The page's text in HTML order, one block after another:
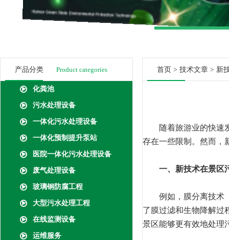
产品分类 Product categories
化粪池
污水处理设备
一体化污水处理设备
一体化预制提升泵站
医院一体化污水处理设备
废气处理设备
玻璃钢防腐工程
大型污水处理工程
在线监测设备
运维服务
首页 > 技术文章 > 新
随着旅游业的快速发
存在一些限制。然而，
一、新技术在景区
例如，膜分离技术（
了膜过滤和生物降解过
景区能够更有效地处理